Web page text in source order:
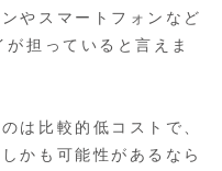
やスマートフォンなど
担っていると言えま
は比較的低コストで、
かも可能性があるなら